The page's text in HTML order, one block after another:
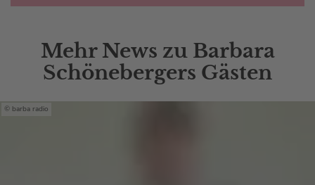
Mehr News zu Barbara
Schönebergers Gästen
barba radio